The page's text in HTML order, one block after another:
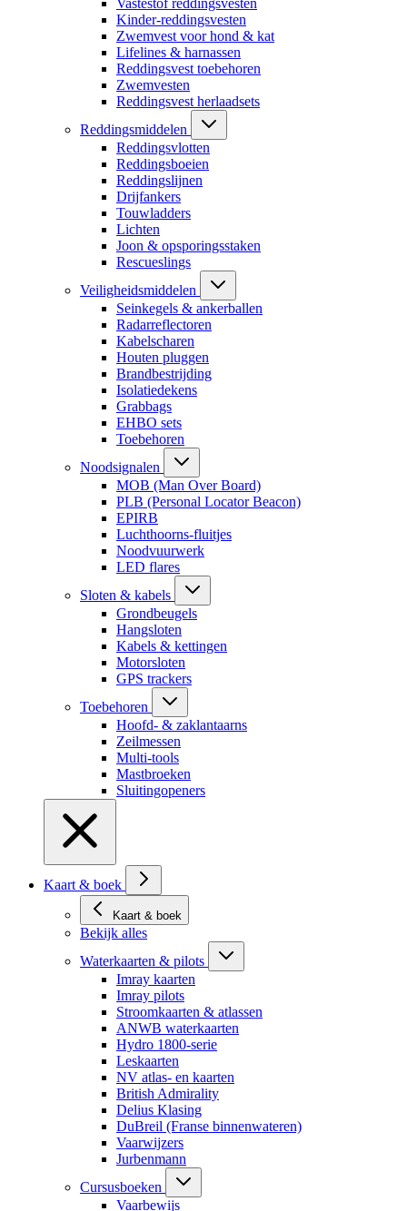
Vastestof reddingsvesten
Kinder-reddingsvesten
Zwemvest voor hond & kat
Lifelines & harnassen
Reddingsvest toebehoren
Zwemvesten
Reddingsvest herlaadsets
Reddingsmiddelen
Reddingsvlotten
Reddingsboeien
Reddingslijnen
Drijfankers
Touwladders
Lichten
Joon & opsporingsstaken
Rescueslings
Veiligheidsmiddelen
Seinkegels & ankerballen
Radarreflectoren
Kabelscharen
Houten pluggen
Brandbestrijding
Isolatiedekens
Grabbags
EHBO sets
Toebehoren
Noodsignalen
MOB (Man Over Board)
PLB (Personal Locator Beacon)
EPIRB
Luchthoorns-fluitjes
Noodvuurwerk
LED flares
Sloten & kabels
Grondbeugels
Hangsloten
Kabels & kettingen
Motorsloten
GPS trackers
Toebehoren
Hoofd- & zaklantaarns
Zeilmessen
Multi-tools
Mastbroeken
Sluitingopeners
Kaart & boek
Kaart & boek
Bekijk alles
Waterkaarten & pilots
Imray kaarten
Imray pilots
Stroomkaarten & atlassen
ANWB waterkaarten
Hydro 1800-serie
Leskaarten
NV atlas- en kaarten
British Admirality
Delius Klasing
DuBreil (Franse binnenwateren)
Vaarwijzers
Jurbenmann
Cursusboeken
Vaarbewijs